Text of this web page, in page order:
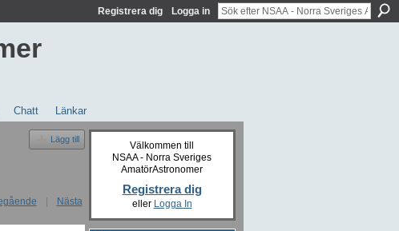
Registrera dig Logga in
Chatt Länkar
Lägg till
| Nästa
Välkommen till
NSAA - Norra Sveriges
AmatörAstronomer
Registrera dig
eller Logga In